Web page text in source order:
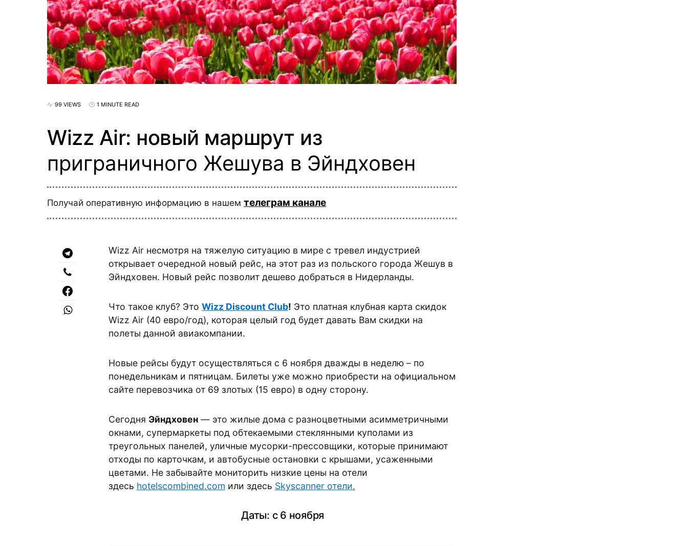
99 VIEWS 1 MINUTE READ
Wizz Air: новый маршрут из
приграничного Жешува в Эйндховен
Получай оперативную информацию в нашем телеграм канале
Wizz Air несмотря на тяжелую ситуацию в мире с тревел индустрией
открывает очередной новый рейс, на этот раз из польского города Жешув в
Эйндховен. Новый рейс позволит дешево добраться в Нидерланды.
Что такое клуб? Это Wizz Discount Club! Это платная клубная карта скидок
Wizz Air (40 евро/год), которая целый год будет давать Вам скидки на
полеты данной авиакомпании.
Новые рейсы будут осуществляться с 6 ноября дважды в неделю – по
понедельникам и пятницам. Билеты уже можно приобрести на официальном
сайте перевозчика от 69 злотых (15 евро) в одну сторону.
Сегодня Эйндховен — это жилые дома с разноцветными асимметричными
окнами, супермаркеты под обтекаемыми стеклянными куполами из
треугольных панелей, уличные мусорки-прессовщики, которые принимают
отходы по карточкам, и автобусные остановки с крышами, усаженными
цветами. Не забывайте мониторить низкие цены на отели
здесь hotelscombined.com или здесь Skyscanner отели.
Даты: с 6 ноября